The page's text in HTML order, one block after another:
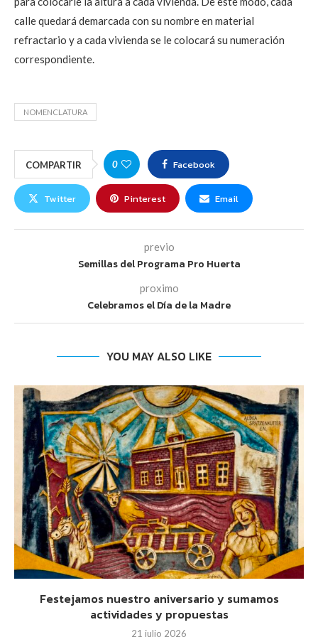
calle quedará demarcada con su nombre en material
refractario y a cada vivienda se le colocará su numeración
correspondiente.
NOMENCLATURA
COMPARTIR 0 Facebook
Twitter Pinterest Email
previo
Semillas del Programa Pro Huerta
proximo
Celebramos el Día de la Madre
YOU MAY ALSO LIKE
Festejamos nuestro aniversario y sumamos
actividades y propuestas
21 julio 2026